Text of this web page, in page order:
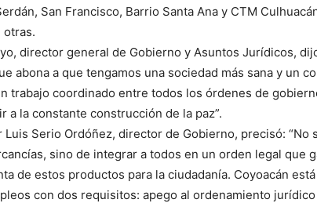
San Francisco, Barrio Santa Ana y CTM
otras.
director general de Gobierno y Asuntos Jurídicos,
abona a que tengamos una sociedad más sana y un
trabajo coordinado entre todos los órdenes de
a la constante construcción de la paz”.
Luis Serio Ordóñez, director de Gobierno, precisó: “No
sino de integrar a todos en un orden legal que
de estos productos para la ciudadanía. Coyoacán
con dos requisitos: apego al ordenamiento